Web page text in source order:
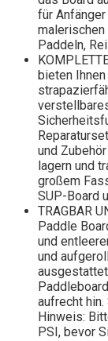
für
malerischen
Paddeln,
bieten
und
lagern und
großem
SUP-Board
TRAGBAR
Paddle
und
und
aufrecht
Hinweis:
PSI, bevor